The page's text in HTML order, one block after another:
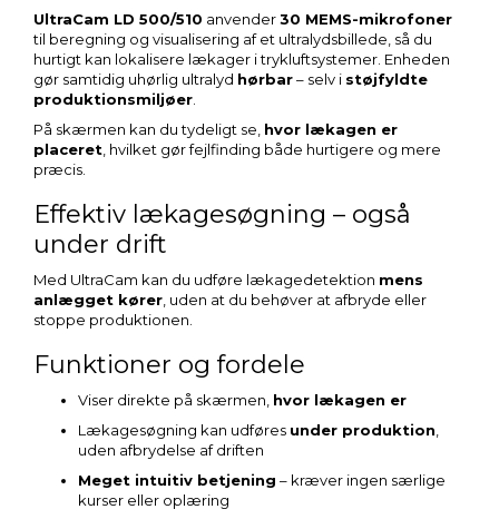
UltraCam LD 500/510 anvender30 MEMS-mikrofoner
til beregning og visualisering af et ultralydsbillede, så du
hurtigt kan lokalisere lækager i trykluftsystemer. Enheden
gør samtidig uhørlig ultralyd hørbar– selv i støjfyldte
produktionsmiljøer
På skærmen kan du tydeligt se, hvor lækagen er
placeret , hvilket gør fejlfinding både hurtigere og mere
præcis.
Effektiv lækagesøgning – også
under drift
Med UltraCam kan du udføre lækagedetektion mens
anlægget kører , uden at du behøver at afbryde eller
stoppe produktionen.
Funktioner og fordele
Viser direkte på skærmen, hvor lækagen er
Lækagesøgning kan udføres under produktion
uden afbrydelse af driften
Meget intuitiv betjening – kræver ingen særlige
kurser eller oplæring